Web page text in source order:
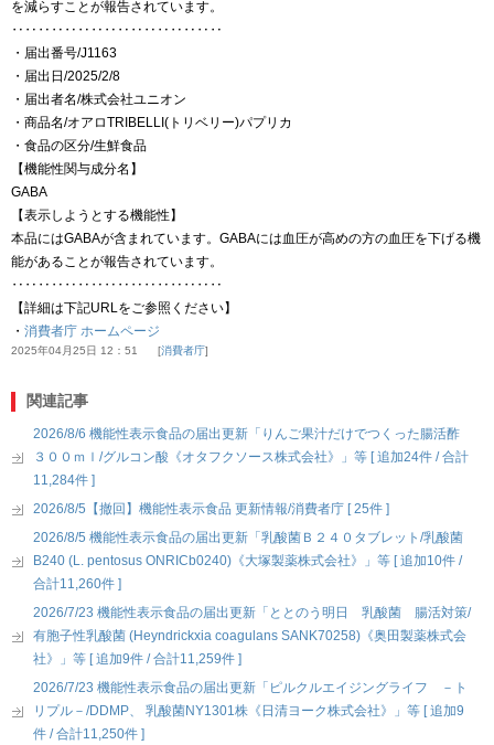
を減らすことが報告されています。
‥‥‥‥‥‥‥‥‥‥‥‥‥‥‥‥
・届出番号/J1163
・届出日/2025/2/8
・届出者名/株式会社ユニオン
・商品名/オアロTRIBELLI(トリベリー)パプリカ
・食品の区分/生鮮食品
【機能性関与成分名】
GABA
【表示しようとする機能性】
本品にはGABAが含まれています。GABAには血圧が高めの方の血圧を下げる機
能があることが報告されています。
‥‥‥‥‥‥‥‥‥‥‥‥‥‥‥‥
【詳細は下記URLをご参照ください】
・ 消費者庁 ホームページ
2025年04月25日 12：51 消費者庁
関連記事
2026/8/6 機能性表示食品の届出更新「りんご果汁だけでつくった腸活酢
３００ｍｌ/グルコン酸《オタフクソース株式会社》」等 [ 追加24件 / 合計
11,284件 ]
2026/8/5【撤回】機能性表示食品 更新情報/消費者庁 [ 25件 ]
2026/8/5 機能性表示食品の届出更新「乳酸菌Ｂ２４０タブレット/乳酸菌
B240 (L. pentosus ONRICb0240)《大塚製薬株式会社》」等 [ 追加10件 /
合計11,260件 ]
2026/7/23 機能性表示食品の届出更新「ととのう明日 乳酸菌 腸活対策/
有胞子性乳酸菌 (Heyndrickxia coagulans SANK70258)《奥田製薬株式会
社》」等 [ 追加9件 / 合計11,259件 ]
2026/7/23 機能性表示食品の届出更新「ピルクルエイジングライフ －ト
リプル－/DDMP、 乳酸菌NY1301株《日清ヨーク株式会社》」等 [ 追加9
件 / 合計11,250件 ]